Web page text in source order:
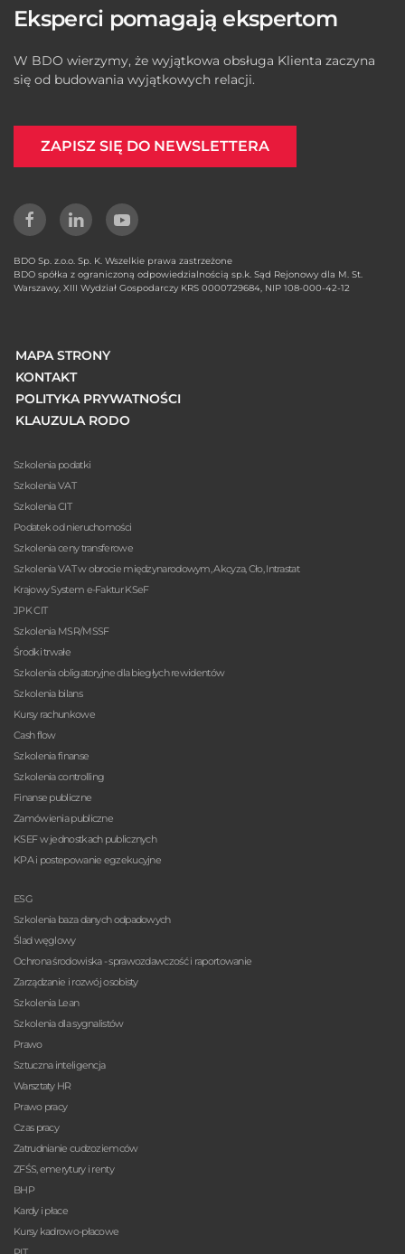
Eksperci pomagają ekspertom
W BDO wierzymy, że wyjątkowa obsługa Klienta zaczyna
się od budowania wyjątkowych relacji.
ZAPISZ SIĘ DO NEWSLETTERA
BDO Sp. z.o.o. Sp. K. Wszelkie prawa zastrzeżone
BDO spółka z ograniczoną odpowiedzialnością sp.k. Sąd Rejonowy dla M. St.
Warszawy, XIII Wydział Gospodarczy KRS 0000729684, NIP 108-000-42-12
MAPA STRONY
KONTAKT
POLITYKA PRYWATNOŚCI
KLAUZULA RODO
Szkolenia podatki
Szkolenia VAT
Szkolenia CIT
Podatek od nieruchomości
Szkolenia ceny transferowe
Szkolenia VAT w obrocie międzynarodowym, Akcyza, Cło, Intrastat
Krajowy System e-Faktur KSeF
JPK CIT
Szkolenia MSR/MSSF
Środki trwałe
Szkolenia obligatoryjne dla biegłych rewidentów
Szkolenia bilans
Kursy rachunkowe
Cash flow
Szkolenia finanse
Szkolenia controlling
Finanse publiczne
Zamówienia publiczne
KSEF w jednostkach publicznych
KPA i postepowanie egzekucyjne
ESG
Szkolenia baza danych odpadowych
Ślad węglowy
Ochrona środowiska - sprawozdawczość i raportowanie
Zarządzanie i rozwój osobisty
Szkolenia Lean
Szkolenia dla sygnalistów
Prawo
Sztuczna inteligencja
Warsztaty HR
Prawo pracy
Czas pracy
Zatrudnianie cudzoziemców
ZFŚS, emerytury i renty
BHP
Kardy i płace
Kursy kadrowo-płacowe